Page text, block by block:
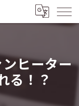
ヒーター
る！？